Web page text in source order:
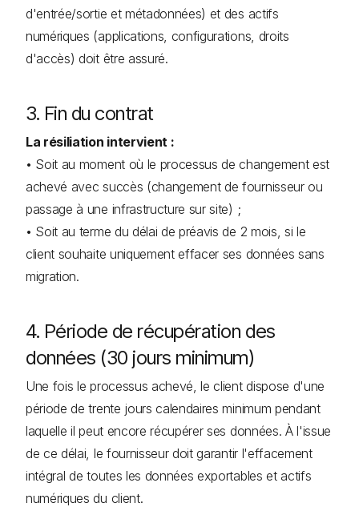
d'entrée/sortie et métadonnées) et des actifs
numériques (applications, configurations, droits
d'accès) doit être assuré.
3. Fin du contrat
La résiliation intervient :
• Soit au moment où le processus de changement est
achevé avec succès (changement de fournisseur ou
passage à une infrastructure sur site) ;
• Soit au terme du délai de préavis de 2 mois, si le
client souhaite uniquement effacer ses données sans
migration.
4. Période de récupération des
données (30 jours minimum)
Une fois le processus achevé, le client dispose d'une
période de trente jours calendaires minimum pendant
laquelle il peut encore récupérer ses données. À l'issue
de ce délai, le fournisseur doit garantir l'effacement
intégral de toutes les données exportables et actifs
numériques du client.